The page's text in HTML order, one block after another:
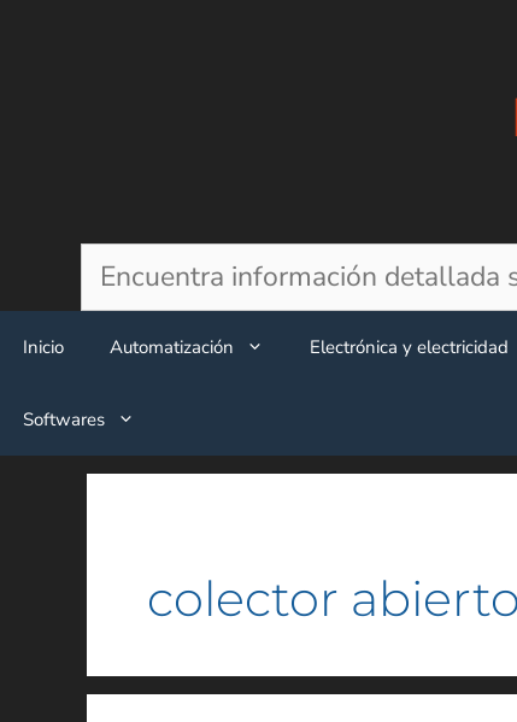
Inicio Automatización Electrónica y electricidad
Softwares
colector abierto